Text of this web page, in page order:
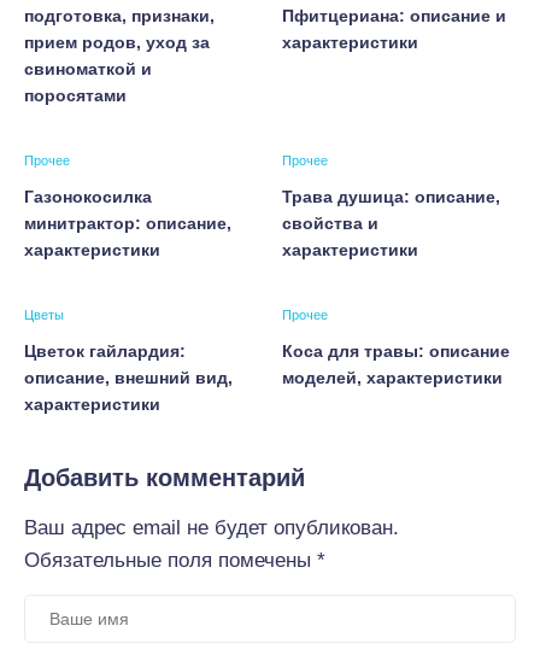
подготовка, признаки,
прием родов, уход за
свиноматкой и
поросятами
Пфитцериана: описание и
характеристики
Прочее
Газонокосилка
минитрактор: описание,
характеристики
Прочее
Трава душица: описание,
свойства и
характеристики
Цветы
Цветок гайлардия:
описание, внешний вид,
характеристики
Прочее
Коса для травы: описание
моделей, характеристики
Добавить комментарий
Ваш адрес email не будет опубликован.
Обязательные поля помечены *